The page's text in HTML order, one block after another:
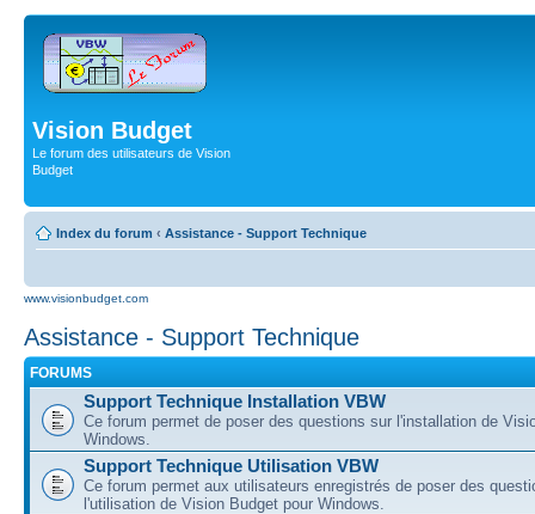
Vision Budget
Le forum des utilisateurs de Vision
Budget
Index du forum ‹ Assistance - Support Technique
www.visionbudget.com
Assistance - Support Technique
FORUMS
Support Technique Installation VBW
Ce forum permet de poser des questions sur l'installation de
Windows.
Support Technique Utilisation VBW
Ce forum permet aux utilisateurs enregistrés de poser des
l'utilisation de Vision Budget pour Windows.